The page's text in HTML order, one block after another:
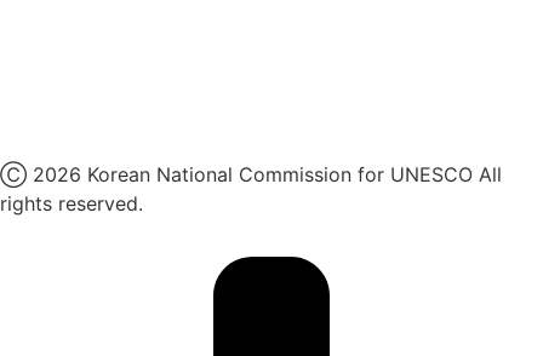
Ⓒ 2026 Korean National Commission for UNESCO All
rights reserved.